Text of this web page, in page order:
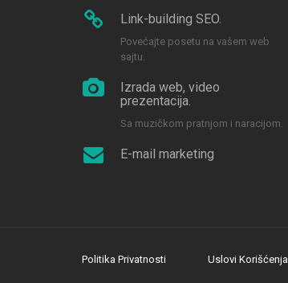
Link-building SEO.
Povećajte posetu na vašem web
sajtu.
Izrada web, video
prezentacija.
Sa muzičkom pratnjom i naracijom.
E-mail marketing
Politika Privatnosti Uslovi Korišćenja